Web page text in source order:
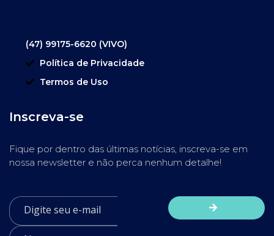
(47) 99175-6620 (VIVO)
Política de Privacidade
Termos de Uso
Inscreva-se
Fique por dentro das últimas notícias, inscreva-se em
nossa newsletter e não perca nenhum detalhe!